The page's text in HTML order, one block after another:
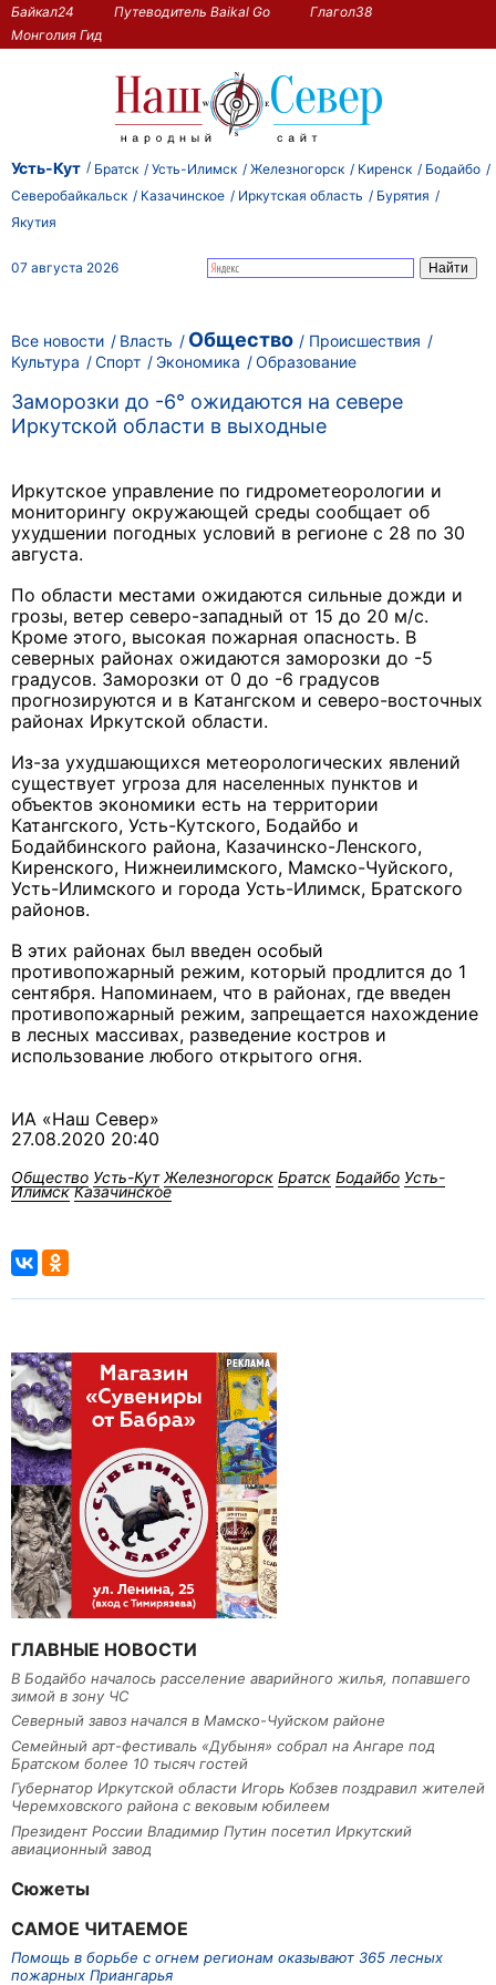
Байкал24 Путеводитель Baikal Go
Глагол38
Монголия Гид
Усть-Кут Братск Усть-Илимск Железногорск Киренск
Бодайбо
Северобайкальск
Казачинское Иркутская область
Бурятия
Якутия
07 августа 2026
Все новости Власть Общество
Происшествия
Культура
Спорт Экономика Образование
Заморозки до -6° ожидаются на севере
Иркутской области в выходные
Иркутское управление по гидрометеорологии и
мониторингу окружающей среды сообщает об
ухудшении погодных условий в регионе с 28 по 30
августа.
По области местами ожидаются сильные дожди и
грозы, ветер северо-западный от 15 до 20 м/с.
Кроме этого, высокая пожарная опасность. В
северных районах ожидаются заморозки до -5
градусов. Заморозки от 0 до -6 градусов
прогнозируются и в Катангском и северо-восточных
районах Иркутской области.
Из-за ухудшающихся метеорологических явлений
существует угроза для населенных пунктов и
объектов экономики есть на территории
Катангского, Усть-Кутского, Бодайбо и
Бодайбинского района, Казачинско-Ленского,
Киренского, Нижнеилимского, Мамско-Чуйского,
Усть-Илимского и города Усть-Илимск, Братского
районов.
В этих районах был введен особый
противопожарный режим, который продлится до 1
сентября. Напоминаем, что в районах, где введен
противопожарный режим, запрещается нахождение
в лесных массивах, разведение костров и
использование любого открытого огня.
ИА «Наш Север»
27.08.2020 20:40
Общество Усть-Кут Железногорск Братск Бодайбо Усть-
Илимск Казачинское
ГЛАВНЫЕ НОВОСТИ
В Бодайбо началось расселение аварийного жилья, попавшего
зимой в зону ЧС
Северный завоз начался в Мамско-Чуйском районе
Семейный арт-фестиваль «Дубыня» собрал на Ангаре под
Братском более 10 тысяч гостей
Губернатор Иркутской области Игорь Кобзев поздравил жителей
Черемховского района с вековым юбилеем
Президент России Владимир Путин посетил Иркутский
авиационный завод
Сюжеты
САМОЕ ЧИТАЕМОЕ
Помощь в борьбе с огнем регионам оказывают 365 лесных
пожарных Приангарья